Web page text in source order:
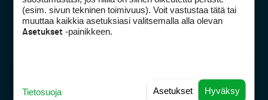
Digipalvelut (09) 156 6227
Avoinna ma–pe 8–16
Avoinna ma–pe 8–17
Evästeasetukset
(esim. sivun tekninen toimivuus). Voit vastustaa tätä tai
muuttaa kaikkia asetuksiasi valitsemalla alla olevan
Asetukset -painikkeen.
Hyväksy
Asetukset
Tietosuoja